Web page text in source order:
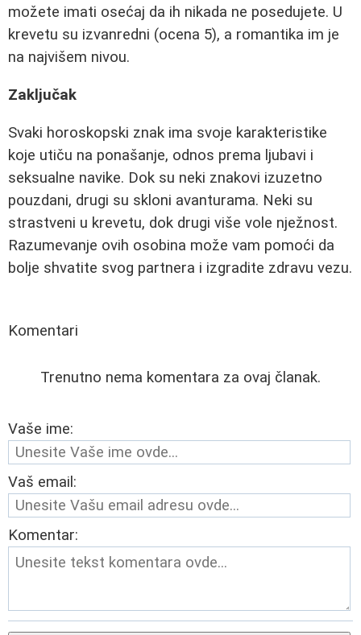
možete imati osećaj da ih nikada ne posedujete. U
krevetu su izvanredni (ocena 5), a romantika im je
na najvišem nivou.
Zaključak
Svaki horoskopski znak ima svoje karakteristike
koje utiču na ponašanje, odnos prema ljubavi i
seksualne navike. Dok su neki znakovi izuzetno
pouzdani, drugi su skloni avanturama. Neki su
strastveni u krevetu, dok drugi više vole nježnost.
Razumevanje ovih osobina može vam pomoći da
bolje shvatite svog partnera i izgradite zdravu vezu.
Komentari
Trenutno nema komentara za ovaj članak.
Vaše ime:
Vaš email:
Komentar: